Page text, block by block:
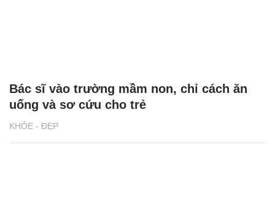
KHỎE - ĐẸP
Bác sĩ vào trường mầm non, chỉ cách ăn
uống và sơ cứu cho trẻ